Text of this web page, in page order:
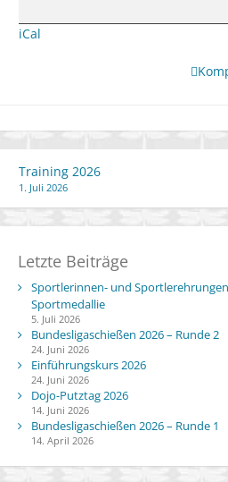
iCal
Training 2026
1. Juli 2026
Letzte Beiträge
Sportlerinnen- und
Sportmedallie
5. Juli 2026
Bundesligaschießen 2026 – Runde 2
24. Juni 2026
Einführungskurs 2026
24. Juni 2026
Dojo-Putztag 2026
14. Juni 2026
Bundesligaschießen 2026 – Runde 1
14. April 2026